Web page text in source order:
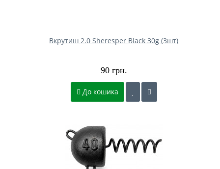
Вкрутиш 2.0 Sheresper Black 30g (3шт)
90 грн.
До кошика